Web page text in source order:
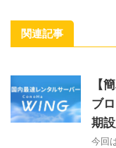
関連記事
【
ブ
期
今回